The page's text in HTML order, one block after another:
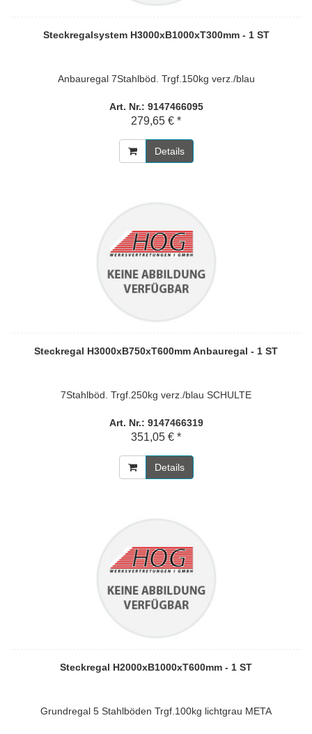
Steckregalsystem H3000xB1000xT300mm - 1 ST
Anbauregal 7Stahlböd. Trgf.150kg verz./blau
Art. Nr.: 9147466095
279,65 € *
Details
Steckregal H3000xB750xT600mm Anbauregal - 1 ST
7Stahlböd. Trgf.250kg verz./blau SCHULTE
Art. Nr.: 9147466319
351,05 € *
Details
Steckregal H2000xB1000xT600mm - 1 ST
Grundregal 5 Stahlböden Trgf.100kg lichtgrau META